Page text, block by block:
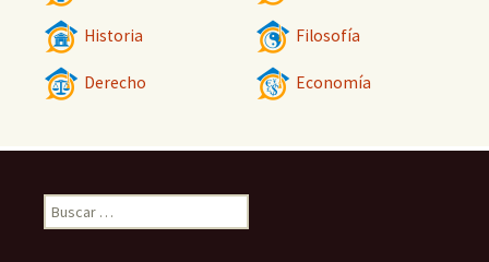
Historia Filosofía
Derecho Economía
Buscar: